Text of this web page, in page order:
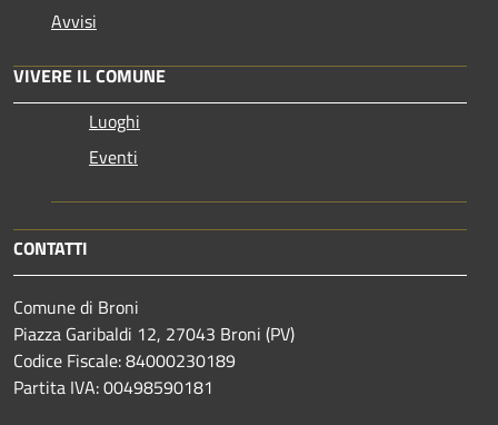
Avvisi
VIVERE IL COMUNE
Luoghi
Eventi
CONTATTI
Comune di Broni
Piazza Garibaldi 12, 27043 Broni (PV)
Codice Fiscale: 84000230189
Partita IVA: 00498590181